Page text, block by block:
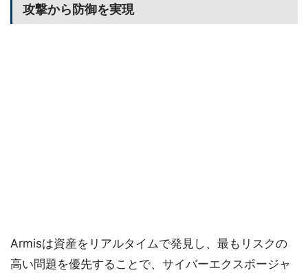
攻撃から防御を実現
Armisは資産をリアルタイムで発見し、最もリスクの
高い問題を優先することで、サイバーエクスポージャ